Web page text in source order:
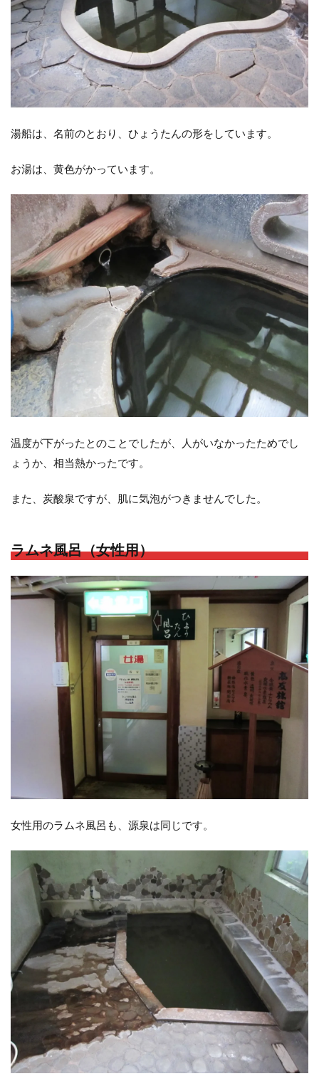
湯船は、名前のとおり、ひょうたんの形をしています。
お湯は、黄色がかっています。
温度が下がったとのことでしたが、人がいなかったためでし
ょうか、相当熱かったです。
また、炭酸泉ですが、肌に気泡がつきませんでした。
ラムネ風呂（女性用）
女性用のラムネ風呂も、源泉は同じです。